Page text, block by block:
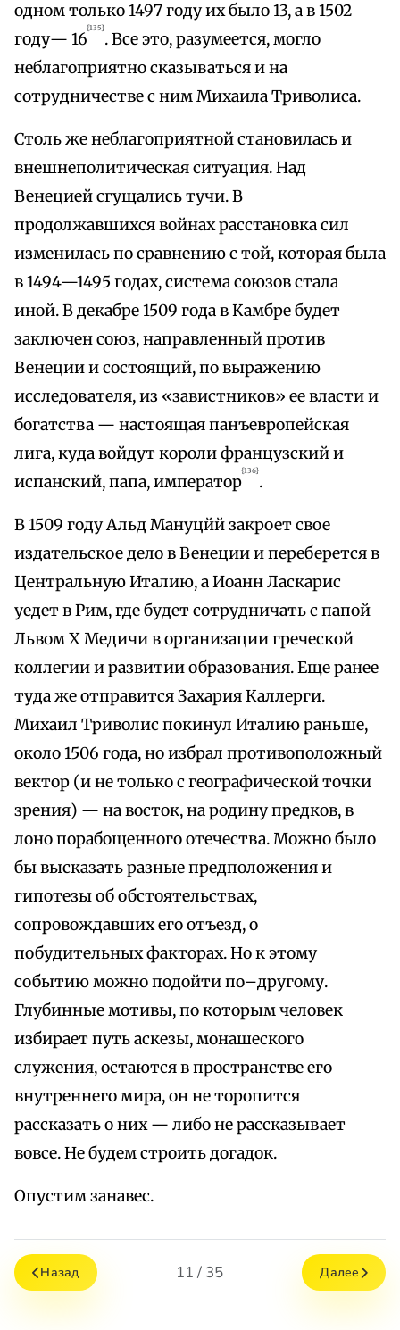
одном только 1497 году их было 13, а в 1502
году— 16
{135}
. Все это, разумеется, могло
неблагоприятно сказываться и на
сотрудничестве с ним Михаила Триволиса.
Столь же неблагоприятной становилась и
внешнеполитическая ситуация. Над
Венецией сгущались тучи. В
продолжавшихся войнах расстановка сил
изменилась по сравнению с той, которая была
в 1494—1495 годах, система союзов стала
иной. В декабре 1509 года в Камбре будет
заключен союз, направленный против
Венеции и состоящий, по выражению
исследователя, из «завистников» ее власти и
богатства — настоящая панъевропейская
лига, куда войдут короли французский и
испанский, папа, император
{136}
.
В 1509 году Альд Мануцйй закроет свое
издательское дело в Венеции и переберется в
Центральную Италию, а Иоанн Ласкарис
уедет в Рим, где будет сотрудничать с папой
Львом X Медичи в организации греческой
коллегии и развитии образования. Еще ранее
туда же отправится Захария Каллерги.
Михаил Триволис покинул Италию раньше,
около 1506 года, но избрал противоположный
вектор (и не только с географической точки
зрения) — на восток, на родину предков, в
лоно порабощенного отечества. Можно было
бы высказать разные предположения и
гипотезы об обстоятельствах,
сопровождавших его отъезд, о
побудительных факторах. Но к этому
событию можно подойти по–другому.
Глубинные мотивы, по которым человек
избирает путь аскезы, монашеского
служения, остаются в пространстве его
внутреннего мира, он не торопится
рассказать о них — либо не рассказывает
вовсе. Не будем строить догадок.
Опустим занавес.
Назад 11 / 35 Далее